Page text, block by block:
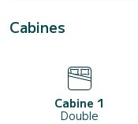
Cabines
Cabine 1
Double